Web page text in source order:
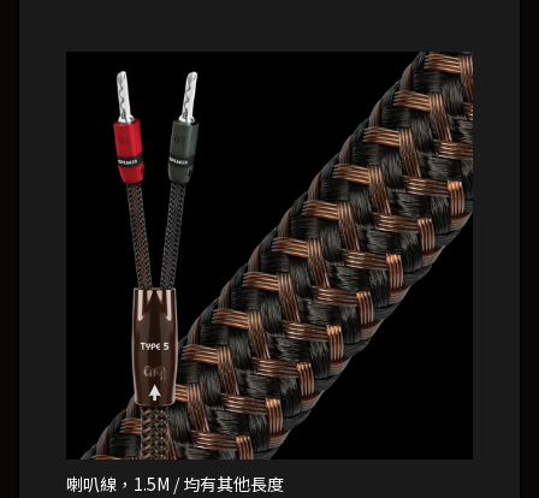
喇叭線，1.5M / 均有其他長度